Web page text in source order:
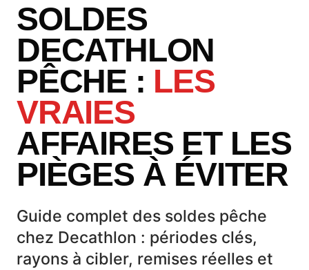
SOLDES
DECATHLON
PÊCHE : LES
VRAIES
AFFAIRES ET LES
PIÈGES À ÉVITER
Guide complet des soldes pêche
chez Decathlon : périodes clés,
rayons à cibler, remises réelles et